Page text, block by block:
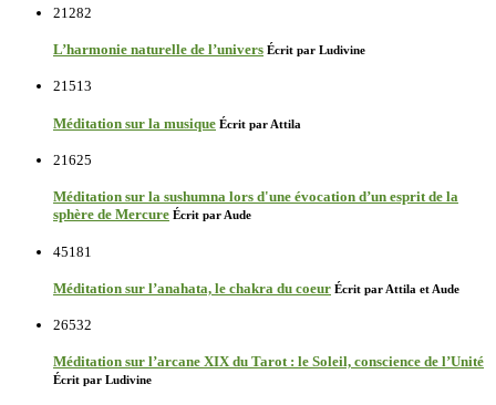
21282
L’harmonie naturelle de l’univers Écrit par Ludivine
21513
Méditation sur la musique Écrit par Attila
21625
Méditation sur la sushumna lors d'une évocation d’un esprit de la
sphère de Mercure Écrit par Aude
45181
Méditation sur l’anahata, le chakra du coeur Écrit par Attila et Aude
26532
Méditation sur l’arcane XIX du Tarot : le Soleil, conscience de l’Unité
Écrit par Ludivine